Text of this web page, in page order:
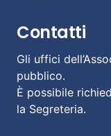
Contatti
Gli uffici
pubblico.
È possibile
la Segreteria.